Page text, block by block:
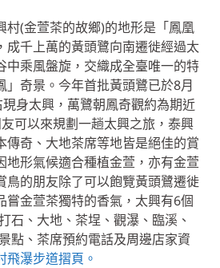
村(金萱茶的故鄉)的地形是「鳳凰
成千上萬的黃頭鷺向南遷徙經過太
中乘風盤旋，交織成全臺唯一的特
」奇景。今年首批黃頭鷺已於8月
身太興，萬鷺朝鳳奇觀約為期近
可以來規劃一趟太興之旅，泰興
傳奇、大地茶席等地皆是絕佳的賞
地形氣候適合種植金萱，亦有金萱
鳥的朋友除了可以飽覽黃頭鷺遷徙
嘗金萱茶獨特的香氣，太興有6個
石、大地、茶埕、觀瀑、臨溪、
點、茶席預約電話及周邊店家資
飛瀑步道摺頁。